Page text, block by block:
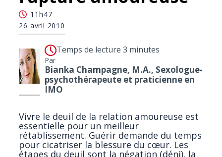
11h47
26 avril 2010
Temps de lecture 3 minutes
Par
Bianka Champagne, M.A., Sexologue-
psychothérapeute et praticienne en
IMO
Vivre le deuil de la relation amoureuse est
essentielle pour un meilleur
rétablissement. Guérir demande du temps
pour cicatriser la blessure du cœur. Les
étapes du deuil sont la négation (déni), la